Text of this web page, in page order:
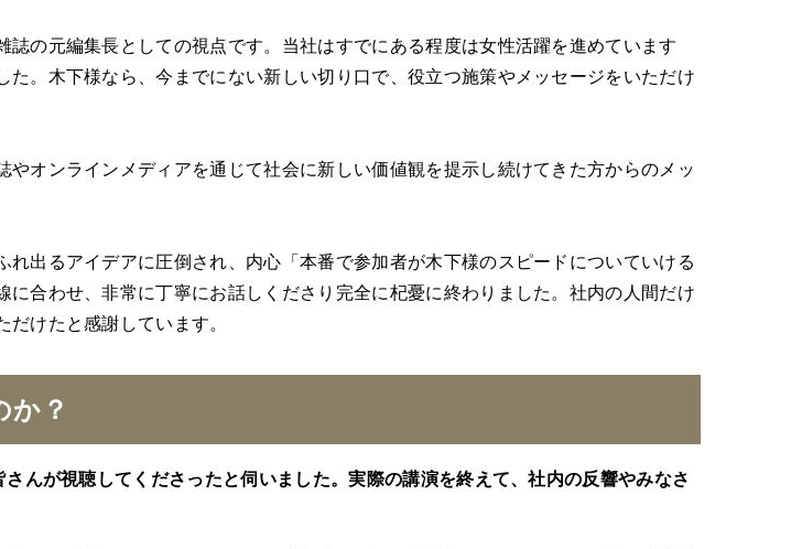
の元編集長としての視点です。当社はすでにある程度は女性活躍を進めています
。木下様なら、今までにない新しい切り口で、役立つ施策やメッセージをいただけ
オンラインメディアを通じて社会に新しい価値観を提示し続けてきた方からのメッ
出るアイデアに圧倒され、内心「本番で参加者が木下様のスピードについていける
合わせ、非常に丁寧にお話しくださり完全に杞憂に終わりました。社内の人間だけ
けたと感謝しています。
か？
が視聴してくださったと伺いました。実際の講演を終えて、社内の反響やみなさ